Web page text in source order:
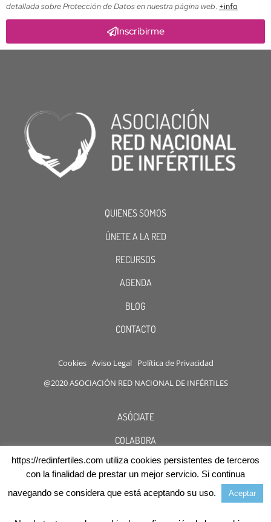
detallada sobre Protección de Datos en nuestra página web. +info
Inscribirme
QUIENES SOMOS
ÚNETE A LA RED
RECURSOS
AGENDA
BLOG
CONTACTO
Cookies Aviso Legal Política de Privacidad
@2020 ASOCIACIÓN RED NACIONAL DE INFÉRTILES
ASÓCIATE
COLABORA
DESCUENTOS
https://redinfertiles.com utiliza cookies persistentes de terceros
con la finalidad de prestar un mejor servicio. Si continua
navegando se considera que está aceptando su uso.
Aceptar